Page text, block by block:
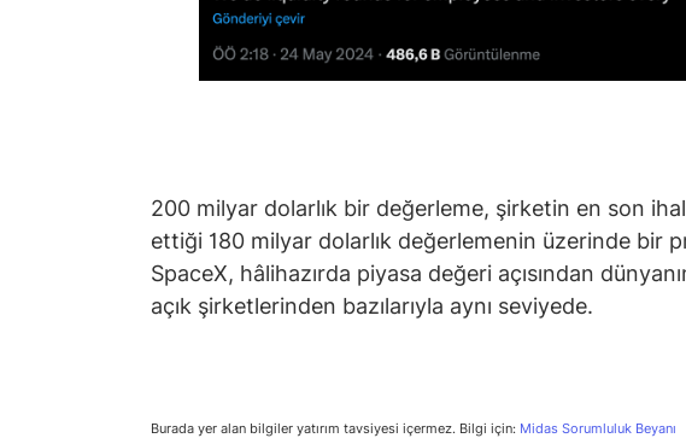
200 milyar dolarlık bir değerleme, şirketin en son
ettiği 180 milyar dolarlık değerlemenin üzerinde bir
SpaceX, hâlihazırda piyasa değeri açısından
açık şirketlerinden bazılarıyla aynı seviyede.
Burada yer alan bilgiler yatırım tavsiyesi içermez. Bilgi için: Midas Sorumluluk Beyanı